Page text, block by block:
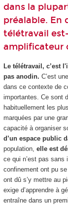
dans la
préalable. En
télétravail
amplificateur
Le télétravail, c’est
pas anodin. C’est
dans ce contexte de
importantes. Ce sont
habituellement les
marquées par une
capacité à organiser
d’un espace public
population, elle est
ce qui n’est pas
confinement ont pu
ont dû s’y mettre au
exige d’apprendre à
entraîne dans un